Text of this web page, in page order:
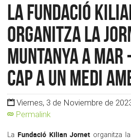
La Fundació
organitza la
Muntanya a Mar
cap a un Medi
Viernes, 3 de Noviembre de
Permalink
La Fundació Kilian Jornet organitza